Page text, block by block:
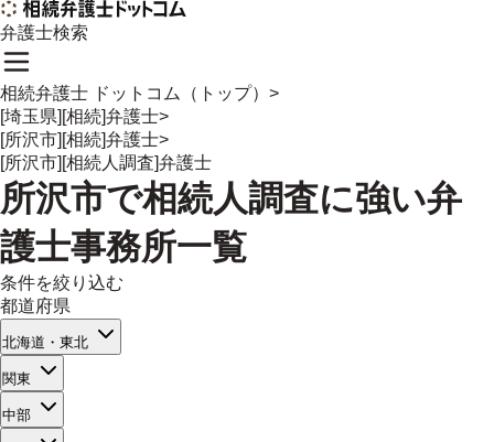
弁護士検索
相続弁護士 ドットコム（トップ） >
[埼玉県][相続]弁護士>
[所沢市][相続]弁護士>
[所沢市][相続人調査]弁護士
所沢市で相続人調査に強い弁
護士事務所一覧
条件を絞り込む
都道府県
北海道・東北
関東
中部